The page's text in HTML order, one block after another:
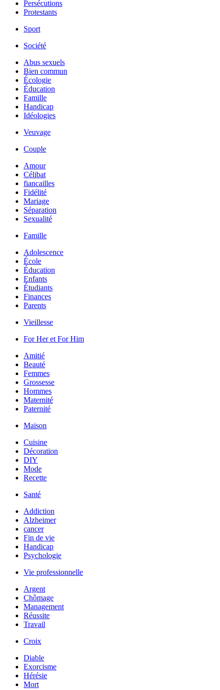
Persécutions
Protestants
Sport
Société
Abus sexuels
Bien commun
Écologie
Éducation
Famille
Handicap
Idéologies
Veuvage
Couple
Amour
Célibat
fiancailles
Fidélité
Mariage
Séparation
Sexualité
Famille
Adolescence
École
Éducation
Enfants
Étudiants
Finances
Parents
Vieillesse
For Her et For Him
Amitié
Beauté
Femmes
Grossesse
Hommes
Maternité
Paternité
Maison
Cuisine
Décoration
DIY
Mode
Recette
Santé
Addiction
Alzheimer
cancer
Fin de vie
Handicap
Psychologie
Vie professionnelle
Argent
Chômage
Management
Réussite
Travail
Croix
Diable
Exorcisme
Hérésie
Mort